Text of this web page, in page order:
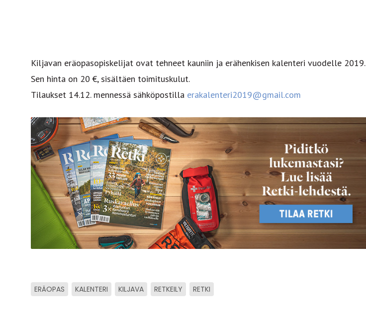
Kiljavan eräopasopiskelijat ovat tehneet kauniin ja erähenkisen kalenteri vuodelle 2019.
Sen hinta on 20 €, sisältäen toimituskulut.
Tilaukset 14.12. mennessä sähköpostilla erakalenteri2019@gmail.com
ERÄOPAS KALENTERI KILJAVA RETKEILY RETKI